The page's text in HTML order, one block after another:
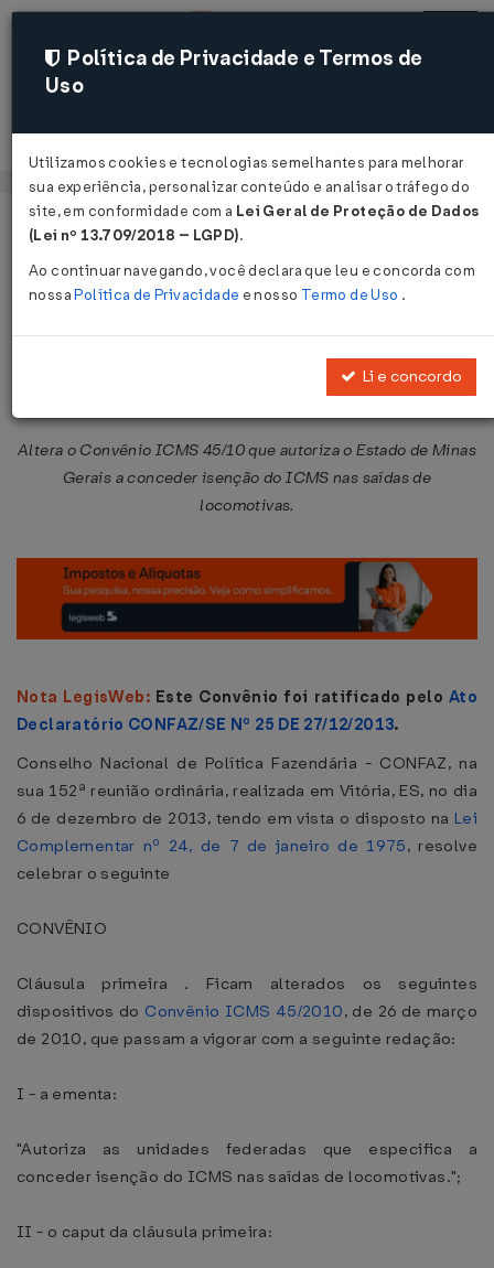
Acessar
Página Inicial Legislações
Convênio ICMS Nº 167 DE
Altera o Convênio ICMS 45/10 que autoriza o Estado de Minas
Gerais a conceder isenção do ICMS nas saídas de
locomotivas.
Nota LegisWeb: Este Convênio foi ratificado pelo Ato
Declaratório CONFAZ/SE Nº 25 DE 27/12/2013.
Conselho Nacional de Política Fazendária - CONFAZ, na
sua 152ª reunião ordinária, realizada em Vitória, ES, no dia
6 de dezembro de 2013, tendo em vista o disposto na Lei
Complementar nº 24, de 7 de janeiro de 1975, resolve
celebrar o seguinte
CONVÊNIO
Cláusula primeira . Ficam alterados os seguintes
dispositivos do Convênio ICMS 45/2010, de 26 de março
de 2010, que passam a vigorar com a seguinte redação:
I - a ementa:
"Autoriza as unidades federadas que especifica a
conceder isenção do ICMS nas saídas de locomotivas.";
II - o caput da cláusula primeira:
Política de Privacidade e Termos de
Uso
Utilizamos cookies e tecnologias semelhantes para melhorar
sua experiência, personalizar conteúdo e analisar o tráfego do
site, em conformidade com a Lei Geral de Proteção de Dados
(Lei nº 13.709/2018 – LGPD).
Ao continuar navegando, você declara que leu e concorda com
nossaPolítica de Privacidade e nosso Termo de Uso .
Li e concordo